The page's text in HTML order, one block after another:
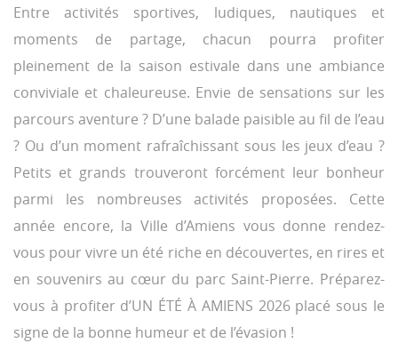
Entre activités sportives, ludiques, nautiques et
moments de partage, chacun pourra profiter
pleinement de la saison estivale dans une ambiance
conviviale et chaleureuse. Envie de sensations sur les
parcours aventure ? D’une balade paisible au fil de l’eau
? Ou d’un moment rafraîchissant sous les jeux d’eau ?
Petits et grands trouveront forcément leur bonheur
parmi les nombreuses activités proposées. Cette
année encore, la Ville d’Amiens vous donne rendez-
vous pour vivre un été riche en découvertes, en rires et
en souvenirs au cœur du parc Saint-Pierre. Préparez-
vous à profiter d’UN ÉTÉ À AMIENS 2026 placé sous le
signe de la bonne humeur et de l’évasion !